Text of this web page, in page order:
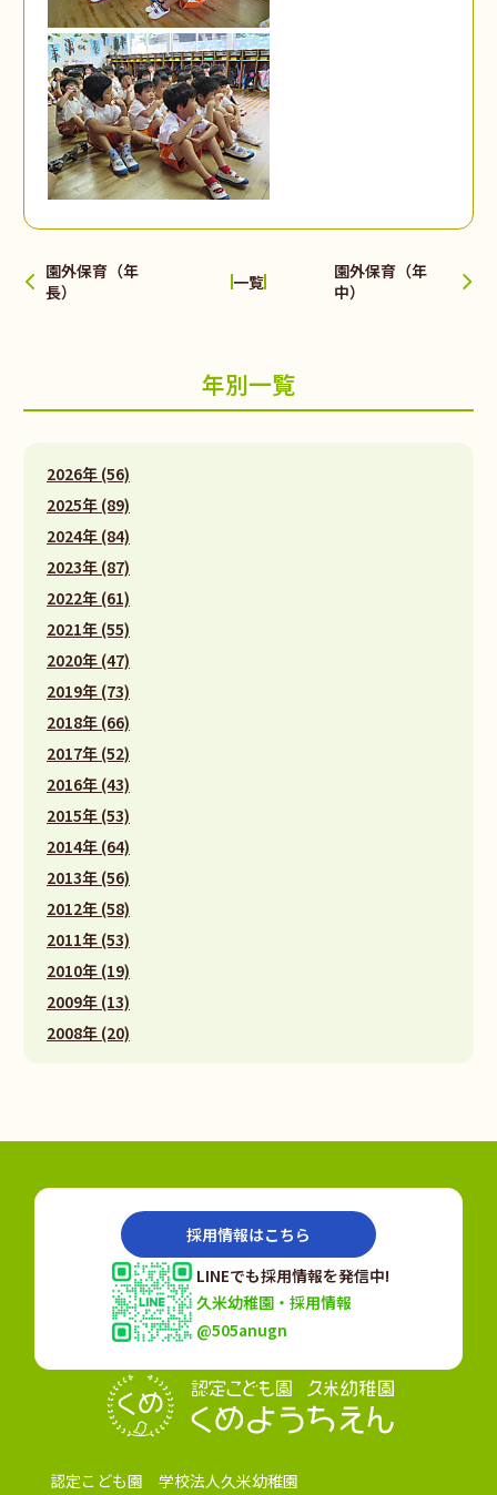
園外保育（年
長）
一覧
園外保育（年
中）
年別一覧
2026年 (56)
2025年 (89)
2024年 (84)
2023年 (87)
2022年 (61)
2021年 (55)
2020年 (47)
2019年 (73)
2018年 (66)
2017年 (52)
2016年 (43)
2015年 (53)
2014年 (64)
2013年 (56)
2012年 (58)
2011年 (53)
2010年 (19)
2009年 (13)
2008年 (20)
認定こども園 学校法人久米幼稚園
採用情報はこちら
LINEでも採用情報を発信中!
久米幼稚園・採用情報
@505anugn